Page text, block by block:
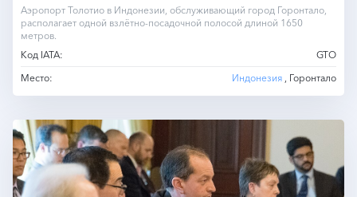
Аэропорт Толотио в Индонезии, обслуживающий город Горонтало,
располагает одной взлётно-посадочной полосой длиной 1650
метров.
Код IATA:
GTO
Место:
Индонезия , Горонтало